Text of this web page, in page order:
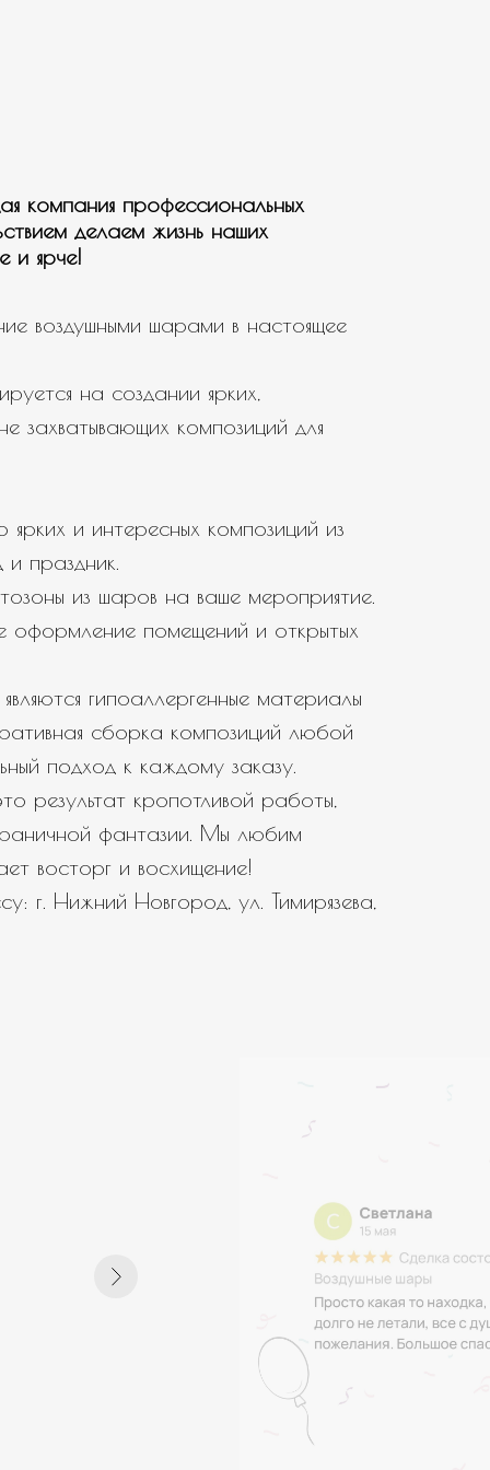
компания профессиональных
делаем жизнь наших
и ярче!
воздушными шарами в настоящее
на создании ярких,
захватывающих композиций для
и интересных композиций из
праздник.
из шаров на ваше мероприятие.
оформление помещений и открытых
гипоаллергенные материалы
сборка композиций любой
подход к каждому заказу.
результат кропотливой работы,
фантазии. Мы любим
восторг и восхищение!
г. Нижний Новгород, ул. Тимирязева,